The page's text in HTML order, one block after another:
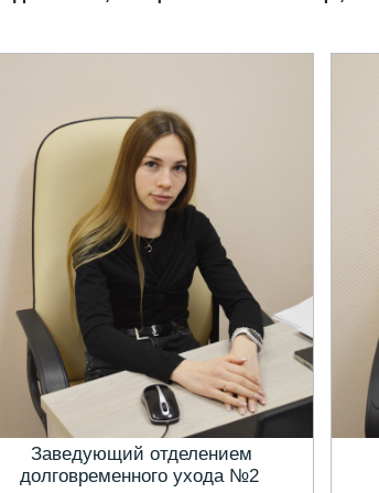
Заведующий отделением
долговременного ухода №2